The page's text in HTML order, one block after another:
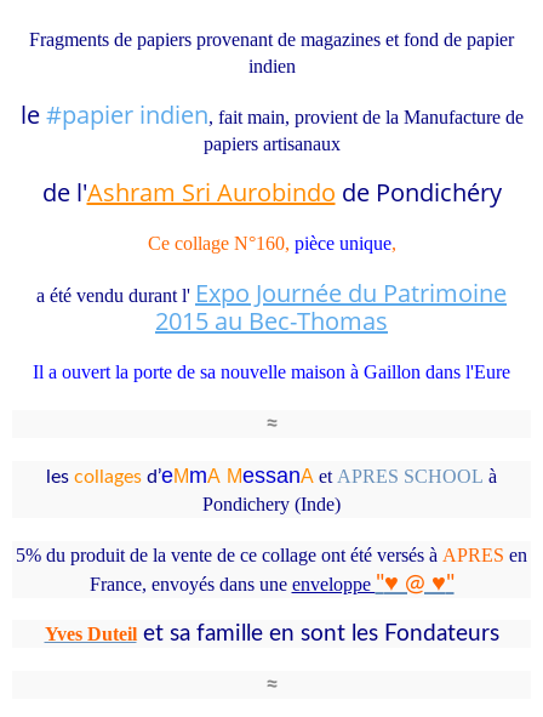
Fragments de papiers provenant de magazines et fond de papier
indien
le #papier indien, fait main, provient de la Manufacture de
papiers artisanaux
de l'Ashram Sri Aurobindo de Pondichéry
Ce collage N°160, pièce unique,
a été vendu durant l' Expo Journée du Patrimoine
2015 au Bec-Thomas
Il a ouvert la porte de sa nouvelle maison à Gaillon dans l'Eure
≈
les collages d’eMmA MessanA et APRES SCHOOL à
Pondichery (Inde)
5% du produit de la vente de ce collage ont été versés à APRES en
France, envoyés dans une enveloppe "♥ @ ♥"
Yves Duteil et sa famille en sont les Fondateurs
≈